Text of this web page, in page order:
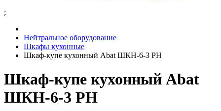
;
Нейтральное оборудование
Шкафы кухонные
Шкаф-купе кухонный Abat ШКН-6-3 РН
Шкаф-купе кухонный Abat
ШКН-6-3 РН